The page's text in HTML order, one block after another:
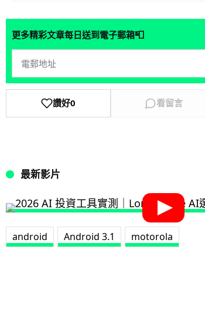
更多精彩文章每日送到電子郵箱📮
讚好0 看留言
最新影片
android Android 3.1 motorola